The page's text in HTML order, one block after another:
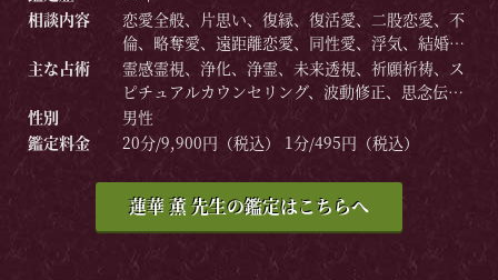
相談内容
恋愛全般、片思い、復縁、復活愛、二股恋愛、不
倫、略奪愛、遠距離恋愛、同性愛、浮気、結婚、
離婚、夫婦問題、家庭/家族問題、親子、育児、教
育、介護、引っ越し、仕事全般、人間関係、相
性、ママ友、相手の気持ち、人生相談、開運、運
勢、心霊相談など
主な占術
霊感霊視、浄化、浄霊、未来透視、祈願祈祷、ス
ピチュアルカウンセリング、波動修正、思念伝
達、引き寄せ、ヒーリング、霊障除去、神託など
性別
男性
鑑定料金
20分/9,900円（税込） 1分/495円（税込）
蓮華 薫 先生の鑑定はこちらへ